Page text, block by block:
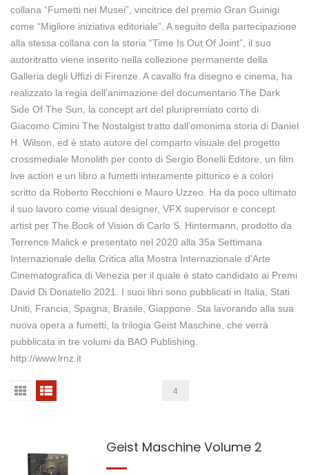
collana “Fumetti nei Musei”, vincitrice del premio Gran Guinigi
come “Migliore iniziativa editoriale”. A seguito della partecipazione
alla stessa collana con la storia “Time Is Out Of Joint”, il suo
autoritratto viene inserito nella collezione permanente della
Galleria degli Uffizi di Firenze. A cavallo fra disegno e cinema, ha
realizzato la regia dell’animazione del documentario The Dark
Side Of The Sun, la concept art del pluripremiato corto di
Giacomo Cimini The Nostalgist tratto dall’omonima storia di Daniel
H. Wilson, ed è stato autore del comparto visuale del progetto
crossmediale Monolith per conto di Sergio Bonelli Editore, un film
live action e un libro a fumetti interamente pittorico e a colori
scritto da Roberto Recchioni e Mauro Uzzeo. Ha da poco ultimato
il suo lavoro come visual designer, VFX supervisor e concept
artist per The Book of Vision di Carlo S. Hintermann, prodotto da
Terrence Malick e presentato nel 2020 alla 35a Settimana
Internazionale della Critica alla Mostra Internazionale d’Arte
Cinematografica di Venezia per il quale è stato candidato ai Premi
David Di Donatello 2021. I suoi libri sono pubblicati in Italia, Stati
Uniti, Francia, Spagna, Brasile, Giappone. Sta lavorando alla sua
nuova opera a fumetti, la trilogia Geist Maschine, che verrà
pubblicata in tre volumi da BAO Publishing.
http://www.lrnz.it
4
Geist Maschine Volume 2